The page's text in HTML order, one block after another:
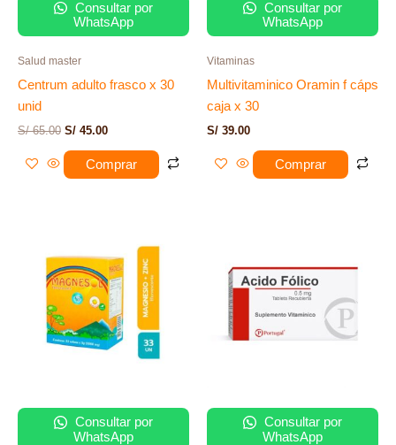
Consultar por
WhatsApp
Salud master
Centrum adulto frasco x 30
unid
S/65.00 S/ 45.00
Comprar
Consultar por
WhatsApp
Vitaminas
Multivitaminico Oramin f cáps
caja x 30
S/ 39.00
Comprar
Consultar por
WhatsApp
Consultar por
WhatsApp